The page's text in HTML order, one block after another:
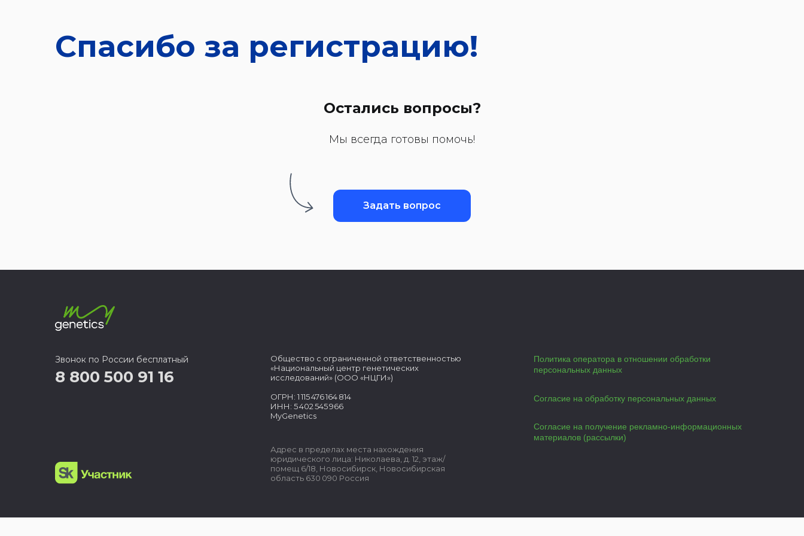
Спасибо за регистрацию!
Остались вопросы?
Мы всегда готовы помочь!
Задать вопрос
Общество с ограниченной ответственностью
«Национальный центр генетических
исследований» (ООО «НЦГИ»)
ОГРН: 1 115 476 164 814
ИНН: 5 402 545 966
MyGenetics
Адрес в пределах места нахождения
юридического лица: Николаева, д. 12, этаж/
помещ 6/18, Новосибирск, Новосибирская
область 630 090 Россия
Звонок по России бесплатный
8 800 500 91 16
Согласие на получение рекламно-информационных
материалов (рассылки)
Согласие на обработку персональных данных
Политика оператора в отношении обработки
персональных данных